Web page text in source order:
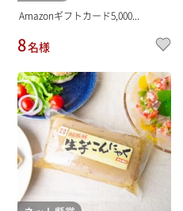
Amazonギフトカード5,000...
8名様